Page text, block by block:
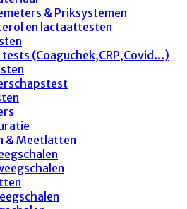
& Priksystemen
en lactaattesten
(Coaguchek,CRP,Covid...)
& Meetlatten